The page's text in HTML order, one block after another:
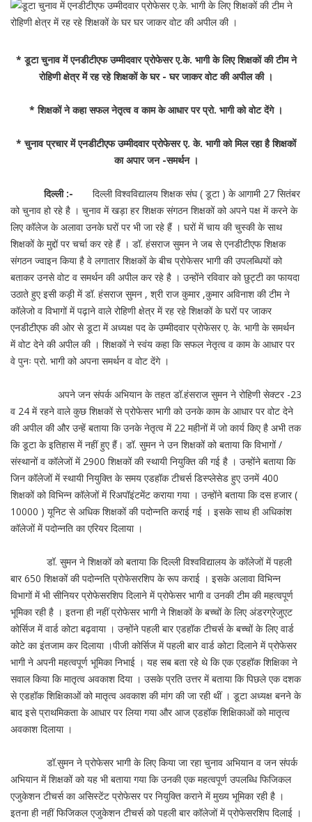
* डूटा चुनाव में एनडीटीएफ उम्मीदवार प्रोफेसर ए.के. भागी के लिए शिक्षकों की टीम ने
रोहिणी क्षेत्र में रह रहे शिक्षकों के घर - घर जाकर वोट की अपील की ।
* शिक्षकों ने कहा सफल नेतृत्व व काम के आधार पर प्रो. भागी को वोट देंगे ।
* चुनाव प्रचार में एनडीटीएफ उम्मीदवार प्रोफेसर ए. के. भागी को मिल रहा है शिक्षकों
का अपार जन -समर्थन ।
दिल्ली :-
दिल्ली विश्वविद्यालय शिक्षक संघ ( डूटा ) के आगामी 27 सितंबर
को चुनाव हो रहे है । चुनाव में खड़ा हर शिक्षक संगठन शिक्षकों को अपने पक्ष में करने के
लिए कॉलेज के अलावा उनके घरों पर भी जा रहे हैं । घरों में चाय की चुस्की के साथ
शिक्षकों के मुद्दों पर चर्चा कर रहे हैं । डॉ. हंसराज सुमन ने जब से एनडीटीएफ शिक्षक
संगठन ज्वाइन किया है वे लगातार शिक्षकों के बीच प्रोफेसर भागी की उपलब्धियों को
बताकर उनसे वोट व समर्थन की अपील कर रहे है । उन्होंने रविवार को छुट्टी का फायदा
उठाते हुए इसी कड़ी में डॉ. हंसराज सुमन , श्री राज कुमार ,कुमार अविनाश की टीम ने
कॉलेजो व विभागों में पढ़ाने वाले रोहिणी क्षेत्र में रह रहे शिक्षकों के घरों पर जाकर
एनडीटीएफ की ओर से डूटा में अध्यक्ष पद के उम्मीदवार प्रोफेसर ए. के. भागी के समर्थन
में वोट देने की अपील की । शिक्षकों ने स्वंय कहा कि सफल नेतृत्व व काम के आधार पर
वे पुनः प्रो. भागी को अपना समर्थन व वोट देंगे ।
अपने जन संपर्क अभियान के तहत डॉ.हंसराज सुमन ने रोहिणी सेक्टर -23
व 24 में रहने वाले कुछ शिक्षकों से प्रोफेसर भागी को उनके काम के आधार पर वोट देने
की अपील की और उन्हें बताया कि उनके नेतृत्व में 22 महीनों में जो कार्य किए है अभी तक
कि डूटा के इतिहास में नहीं हुए हैं। डॉ. सुमन ने उन शिक्षकों को बताया कि विभागों /
संस्थानों व कॉलेजों में 2900 शिक्षकों की स्थायी नियुक्ति की गई है । उन्होंने बताया कि
जिन कॉलेजों में स्थायी नियुक्ति के समय एडहॉक टीचर्स डिस्प्लेसेड हुए उनमें 400
शिक्षकों को विभिन्न कॉलेजों में रिअपॉइंटमेंट कराया गया । उन्होंने बताया कि दस हजार (
10000 ) यूनिट से अधिक शिक्षकों की पदोन्नति कराई गई । इसके साथ ही अधिकांश
कॉलेजों में पदोन्नति का एरियर दिलाया ।
डॉ. सुमन ने शिक्षकों को बताया कि दिल्ली विश्वविद्यालय के कॉलेजों में पहली
बार 650 शिक्षकों की पदोन्नति प्रोफेसरशिप के रूप कराई । इसके अलावा विभिन्न
विभागों में भी सीनियर प्रोफेसरशिप दिलाने में प्रोफेसर भागी व उनकी टीम की महत्वपूर्ण
भूमिका रही है । इतना ही नहीं प्रोफेसर भागी ने शिक्षकों के बच्चों के लिए अंडरग्रेजुएट
कोर्सिज में वार्ड कोटा बढ़वाया । उन्होंने पहली बार एडहॉक टीचर्स के बच्चों के लिए वार्ड
कोटे का इंतजाम कर दिलाया ।पीजी कोर्सिज में पहली बार वार्ड कोटा दिलाने में प्रोफेसर
भागी ने अपनी महत्वपूर्ण भूमिका निभाई । यह सब बता रहे थे कि एक एडहॉक शिक्षिका ने
सवाल किया कि मातृत्व अवकाश दिया । उसके प्रति उत्तर में बताया कि पिछले एक दशक
से एडहॉक शिक्षिकाओं को मातृत्व अवकाश की मांग की जा रही थीं । डूटा अध्यक्ष बनने के
बाद इसे प्राथमिकता के आधार पर लिया गया और आज एडहॉक शिक्षिकाओं को मातृत्व
अवकाश दिलाया ।
डॉ.सुमन ने प्रोफेसर भागी के लिए किया जा रहा चुनाव अभियान व जन संपर्क
अभियान में शिक्षकों को यह भी बताया गया कि उनकी एक महत्वपूर्ण उपलब्धि फिजिकल
एजुकेशन टीचर्स का असिस्टेंट प्रोफेसर पर नियुक्ति कराने में मुख्य भूमिका रही है ।
इतना ही नहीं फिजिकल एजुकेशन टीचर्स को पहली बार कॉलेजों में प्रोफेसरशिप दिलाई ।